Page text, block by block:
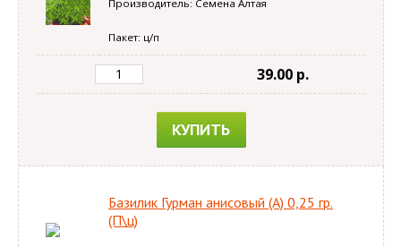
Производитель: Семена Алтая
Пакет: ц/п
39.00 p.
КУПИТЬ
Базилик Гурман анисовый (А) 0,25 гр.
(П\ц)